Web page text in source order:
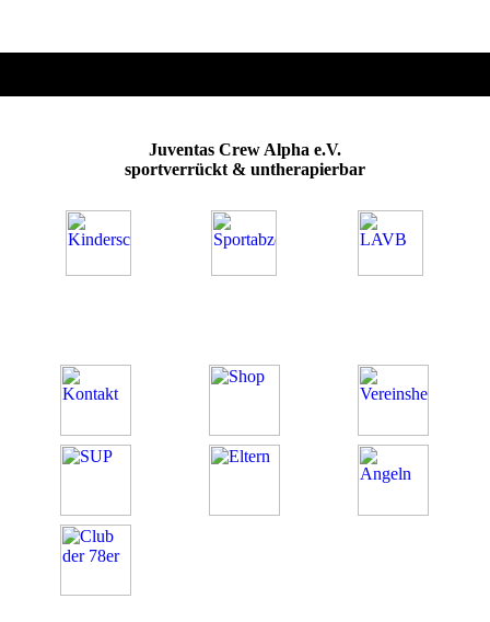
Juventas Crew Alpha e.V.
sportverrückt & untherapierbar